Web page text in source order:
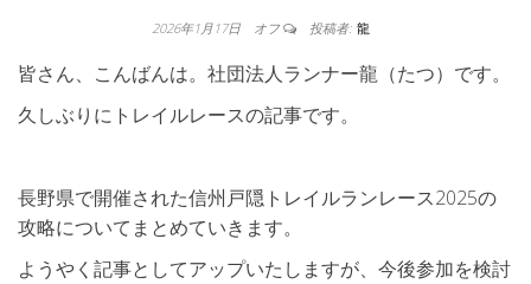
2026年1月17日 オフ 投稿者: 龍
皆さん、こんばんは。社団法人ランナー龍（たつ）です。
久しぶりにトレイルレースの記事です。
長野県で開催された信州戸隠トレイルランレース2025の
攻略についてまとめていきます。
ようやく記事としてアップいたしますが、今後参加を検討